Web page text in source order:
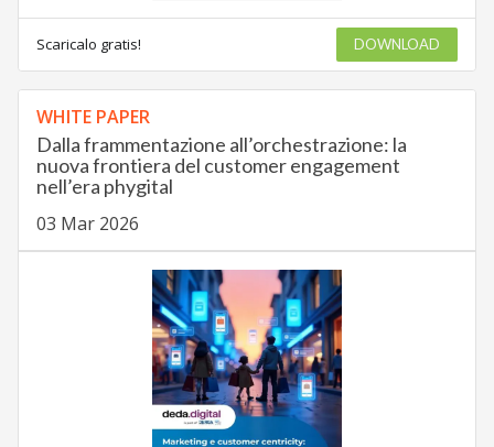
Scaricalo gratis! DOWNLOAD
WHITE PAPER
Dalla frammentazione all’orchestrazione: la
nuova frontiera del customer engagement
nell’era phygital
03 Mar 2026